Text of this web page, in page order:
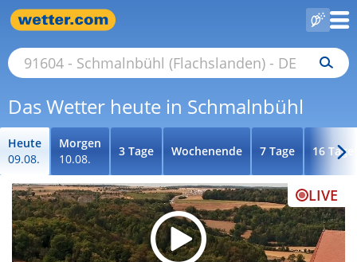
Das Wetter heute in Schmalnbühl
Heute
09.08.
Morgen
10.08.
3 Tage Wochenende 7 Tage 16 Tage
LIVE